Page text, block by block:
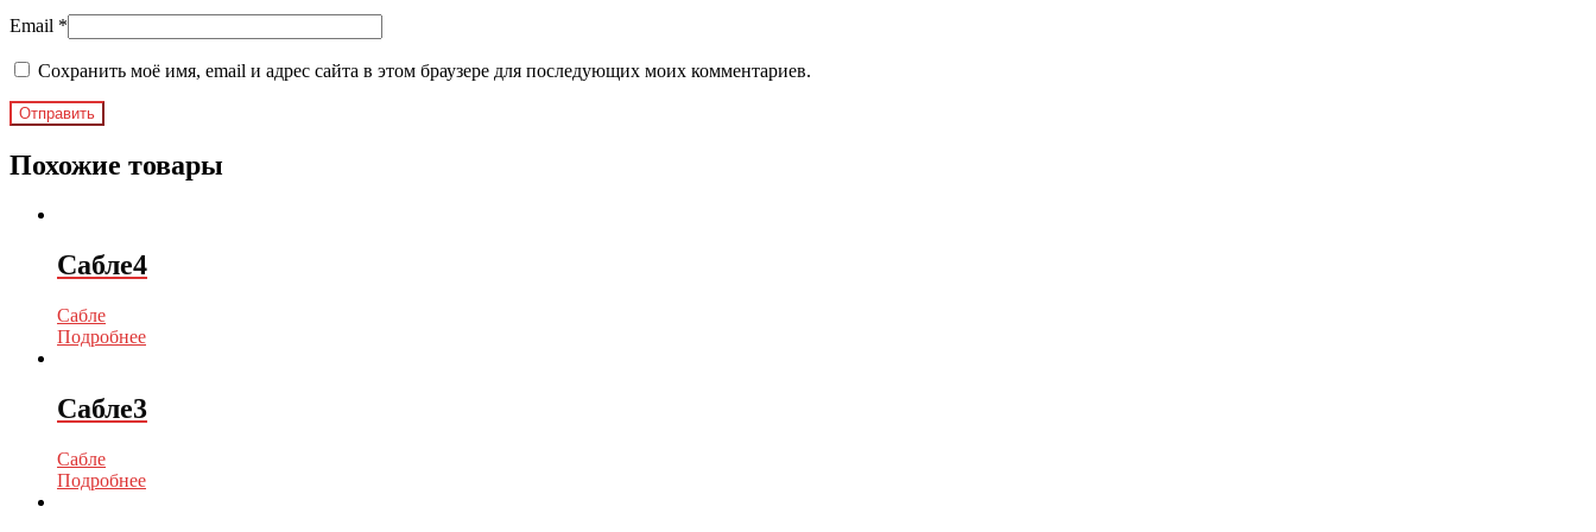
Email *
Сохранить моё имя, email и адрес сайта в этом браузере для последующих моих комментариев.
Похожие товары
Сабле4
Сабле
Подробнее
Сабле3
Сабле
Подробнее